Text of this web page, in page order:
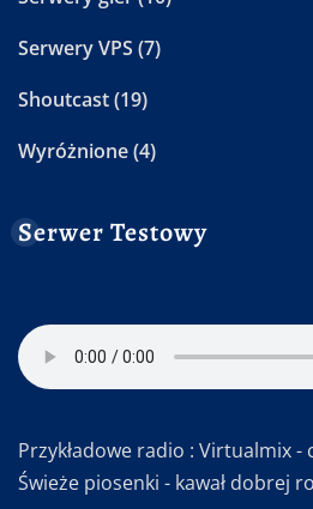
Serwery VPS (7)
Shoutcast(19)
Wyróżnione(4)
Serwer Testowy
Przykładowe radio : Virtualmix -
Świeże piosenki - kawał dobrej